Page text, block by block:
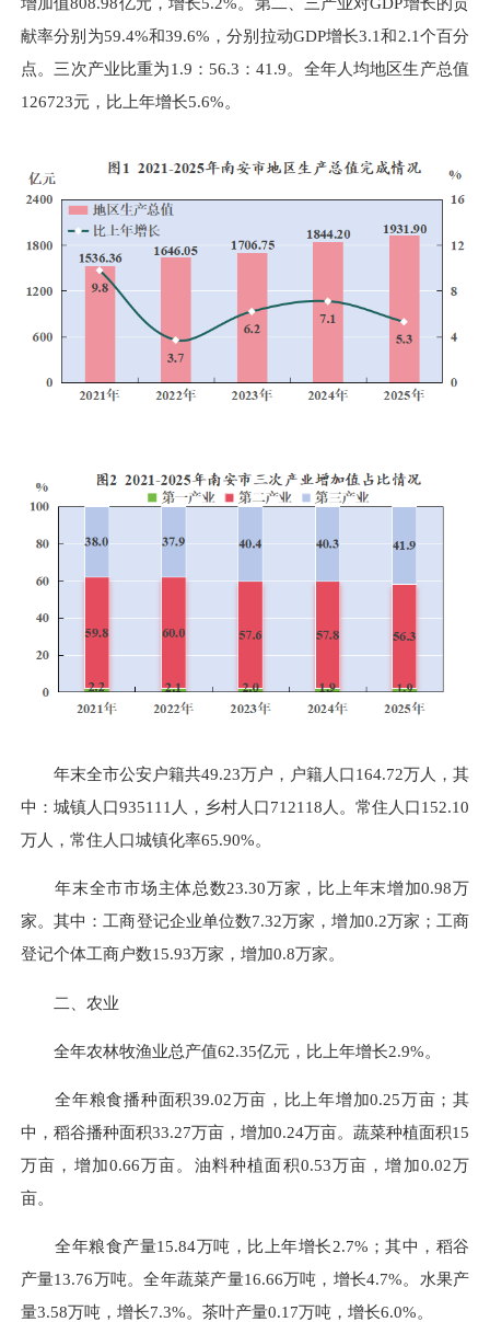
献率分别为59.4%和39.6%，分别拉动GDP增长3.1和2.1个百分
点。三次产业比重为1.9：56.3：41.9。全年人均地区生产总值
126723元，比上年增长5.6%。
年末全市公安户籍共49.23万户，户籍人口164.72万人，其
中：城镇人口935111人，乡村人口712118人。常住人口152.10
万人，常住人口城镇化率65.90%。
年末全市市场主体总数23.30万家，比上年末增加0.98万
家。其中：工商登记企业单位数7.32万家，增加0.2万家；工商
登记个体工商户数15.93万家，增加0.8万家。
二、农业
全年农林牧渔业总产值62.35亿元，比上年增长2.9%。
全年粮食播种面积39.02万亩，比上年增加0.25万亩；其
中，稻谷播种面积33.27万亩，增加0.24万亩。蔬菜种植面积15
万亩，增加0.66万亩。油料种植面积0.53万亩，增加0.02万
亩。
全年粮食产量15.84万吨，比上年增长2.7%；其中，稻谷
产量13.76万吨。全年蔬菜产量16.66万吨，增长4.7%。水果产
量3.58万吨，增长7.3%。茶叶产量0.17万吨，增长6.0%。